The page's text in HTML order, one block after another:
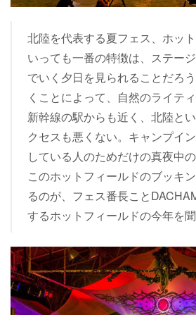
北陸を代表する夏フェス、ホッ
いっても一番の特徴は、ステー
でいく夕日を見られることだろ
くことによって、自然のライテ
新幹線の駅からも近く、北陸と
クセスも悪くない。キャンプイ
している人のためだけの真夜中
このホットフィールドのブッキ
るのが、フェス番長こと
するホットフィールドの今年を聞